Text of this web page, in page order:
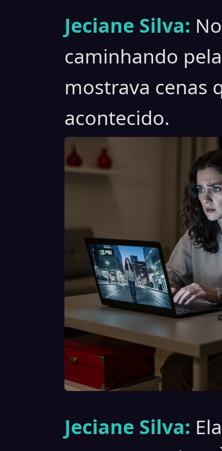
Jeciane Silva:
caminhando
mostrava cenas
acontecido.
Jeciane Silva: